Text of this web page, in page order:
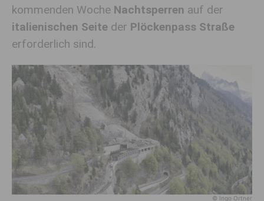
kommenden Woche Nachtsperren auf der
italienischen Seite der Plöckenpass Straße
erforderlich sind.
© Ingo Ortner